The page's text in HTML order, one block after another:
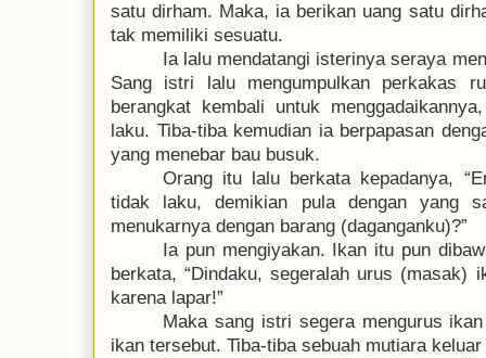
satu dirham. Maka, ia berikan uang satu
tak memiliki sesuatu.
Ia lalu mendatangi isterinya seraya
Sang istri lalu mengumpulkan perkakas
berangkat kembali untuk
laku. Tiba-tiba kemudian ia berpapasan
yang menebar bau busuk.
Orang itu lalu berkata kepadanya,
tidak laku, demikian pula dengan yang
menukarnya dengan barang (daganganku)?”
Ia pun mengiyakan. Ikan itu pun
berkata, “Dindaku, segeralah urus (masak)
karena lapar!”
Maka sang istri segera mengurus
ikan tersebut. Tiba-tiba sebuah mutiara